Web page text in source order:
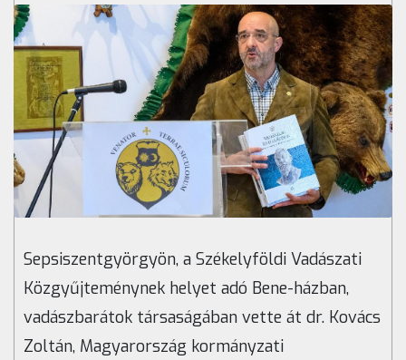
Sepsiszentgyörgyön, a Székelyföldi Vadászati
Közgyűjteménynek helyet adó Bene-házban,
vadászbarátok társaságában vette át dr. Kovács
Zoltán, Magyarország kormányzati